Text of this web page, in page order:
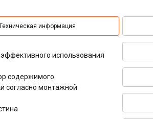
информация
использования
содержимого
согласно монтажной